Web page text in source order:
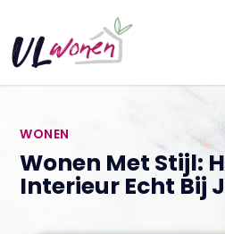
WONEN
Wonen Met Stijl:
Interieur Echt Bij